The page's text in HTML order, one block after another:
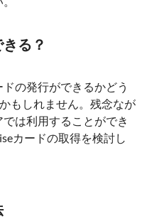
る？
の発行ができるかどう
もしれません。残念なが
は利用することができ
カードの取得を検討し